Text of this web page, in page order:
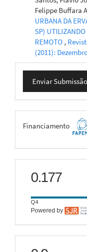
Felippe Buffara
URBANA DA
SP)
REMOTO ,
(2011):
Enviar
Submissão
Enviar Submissão
FAPEMIG
Financiamento
scimago
0.177
Q4
Powered by